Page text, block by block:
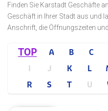
Finden Sie Karstadt Geschäfte
Geschäft in Ihrer Stadt aus und
Anschrift, die Öffnungszeiten
TOP A B C
I
J K L
R
S T U